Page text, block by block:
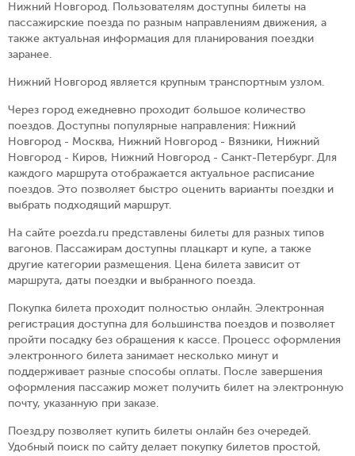
Нижний Новгород. Пользователям доступны билеты на
пассажирские поезда по разным направлениям движения, а
также актуальная информация для планирования поездки
заранее.
Нижний Новгород является крупным транспортным узлом.
Через город ежедневно проходит большое количество
поездов. Доступны популярные направления: Нижний
Новгород - Москва, Нижний Новгород - Вязники, Нижний
Новгород - Киров, Нижний Новгород - Санкт-Петербург. Для
каждого маршрута отображается актуальное расписание
поездов. Это позволяет быстро оценить варианты поездки и
выбрать подходящий маршрут.
На сайте poezda.ru представлены билеты для разных типов
вагонов. Пассажирам доступны плацкарт и купе, а также
другие категории размещения. Цена билета зависит от
маршрута, даты поездки и выбранного поезда.
Покупка билета проходит полностью онлайн. Электронная
регистрация доступна для большинства поездов и позволяет
пройти посадку без обращения к кассе. Процесс оформления
электронного билета занимает несколько минут и
поддерживает разные способы оплаты. После завершения
оформления пассажир может получить билет на электронную
почту, указанную при заказе.
Поезд.ру позволяет купить билеты онлайн без очередей.
Удобный поиск по сайту делает покупку билетов простой,